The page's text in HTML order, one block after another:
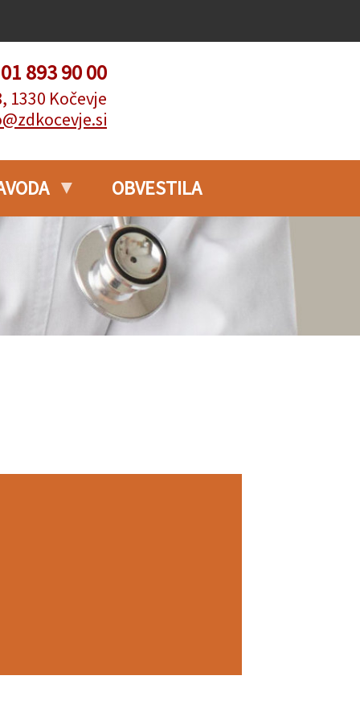
893 90 00
1330 Kočevje
OBVESTILA